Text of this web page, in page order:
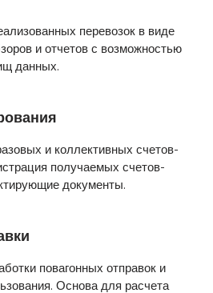
перевозок в виде
и отчетов с возможностью
данных.
и коллективных счетов-
получаемых счетов-
документы.
повагонных отправок и
Основа для расчета